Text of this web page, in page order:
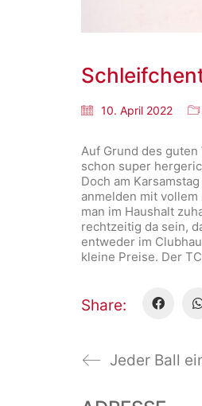
10. April 2022
Auf Grund des
schon super
Doch am
anmelden mit
man im Haushalt
rechtzeitig da sein,
entweder im
kleine Preise. Der
Share: